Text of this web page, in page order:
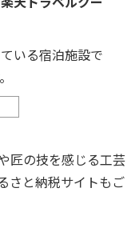
いる宿泊施設で
匠の技を感じる工芸
さと納税サイトもご